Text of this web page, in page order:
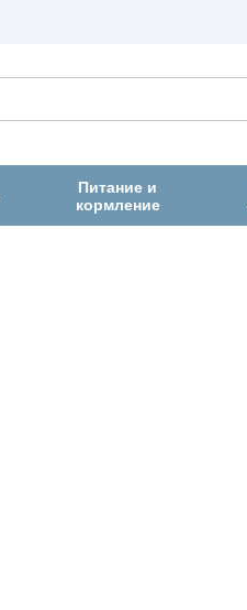
Питание и
кормление